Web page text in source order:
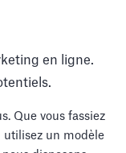
en ligne.
Que vous fassiez
utilisez un modèle